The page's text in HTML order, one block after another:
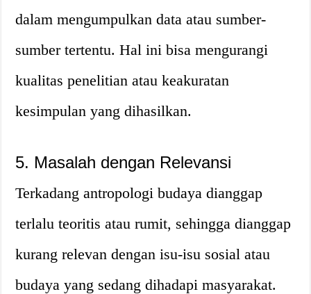
dalam mengumpulkan data atau sumber-
sumber tertentu. Hal ini bisa mengurangi
kualitas penelitian atau keakuratan
kesimpulan yang dihasilkan.
5. Masalah dengan Relevansi
Terkadang antropologi budaya dianggap
terlalu teoritis atau rumit, sehingga dianggap
kurang relevan dengan isu-isu sosial atau
budaya yang sedang dihadapi masyarakat.